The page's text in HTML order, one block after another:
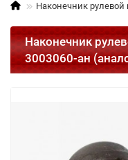
Наконечник рулевой
Наконечник
3003060-ан